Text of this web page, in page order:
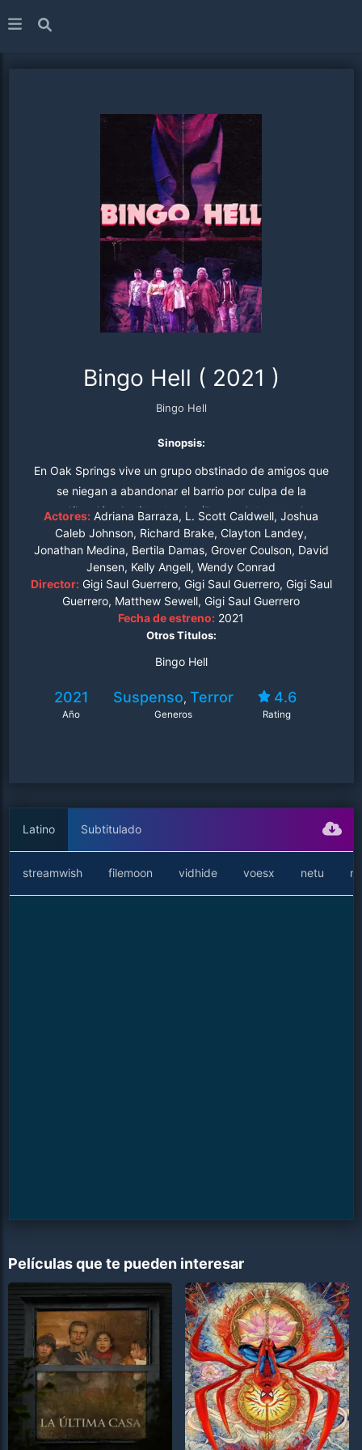
Bingo Hell ( 2021 )
Bingo Hell
Sinopsis:
En Oak Springs vive un grupo obstinado de amigos que
se niegan a abandonar el barrio por culpa de la
gentrificación. Su líder, Lupita (Barraza), los mantiene
unidos como comunidad, como familia. Pero no saben
que su amado Bingo Hall va a ser vendido a una fuerza
mucho más poderosa que el propio dinero.
Actores: Adriana Barraza, L. Scott Caldwell, Joshua
Caleb Johnson, Richard Brake, Clayton Landey,
Jonathan Medina, Bertila Damas, Grover Coulson, David
Jensen, Kelly Angell, Wendy Conrad
Director: Gigi Saul Guerrero, Gigi Saul Guerrero, Gigi Saul
Guerrero, Matthew Sewell, Gigi Saul Guerrero
Fecha de estreno: 2021
Otros Titulos:
Bingo Hell
2021
Año
Suspenso, Terror
Generos
4.6
Rating
Latino Subtitulado
streamwish filemoon vidhide voesx netu
Películas que te pueden interesar